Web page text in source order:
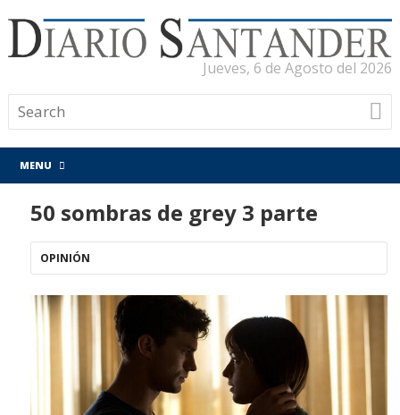
Jueves, 6 de Agosto del 2026
MENU
50 sombras de grey 3 parte
OPINIÓN